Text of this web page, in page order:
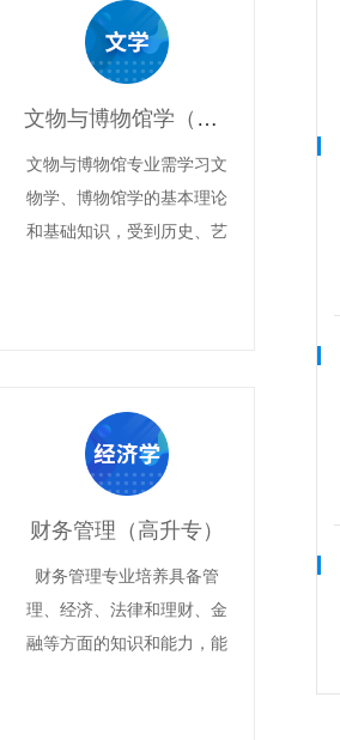
文物与博物馆学（专升本）
文物与博物馆专业需学习文
物学、博物馆学的基本理论
和基础知识，受到历史、艺
财务管理（高升专）
财务管理专业培养具备管
理、经济、法律和理财、金
融等方面的知识和能力，能